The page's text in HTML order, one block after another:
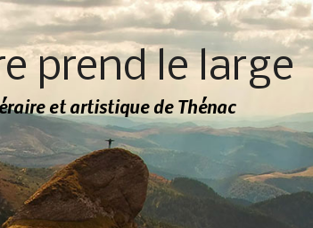
prend le large
et artistique de Thénac